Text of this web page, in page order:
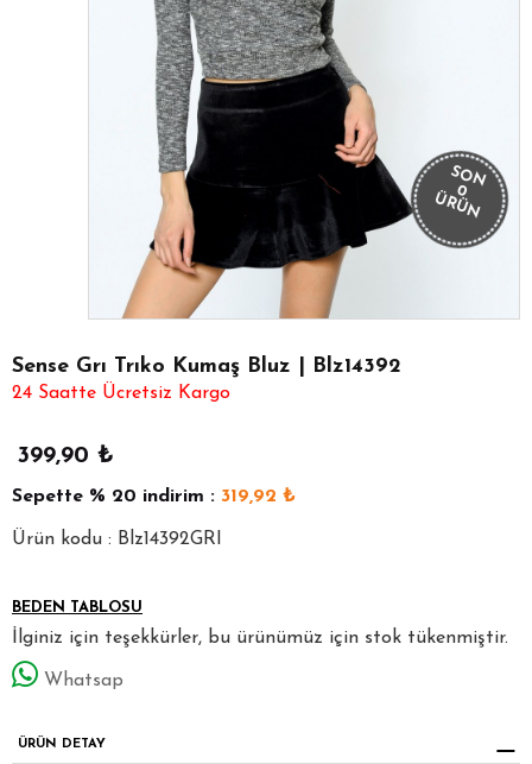
SON
0
ÜRÜN
Sense Grı Trıko Kumaş Bluz | Blz14392
24 Saatte Ücretsiz Kargo
399,90 ₺
Sepette % 20 indirim : 319,92 ₺
Ürün kodu : Blz14392GRI
BEDEN TABLOSU
İlginiz için teşekkürler, bu ürünümüz için stok tükenmiştir.
Whatsap
ÜRÜN DETAY